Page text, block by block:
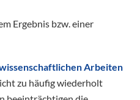
Ergebnis bzw. einer
Arbeiten
zu häufig wiederholt